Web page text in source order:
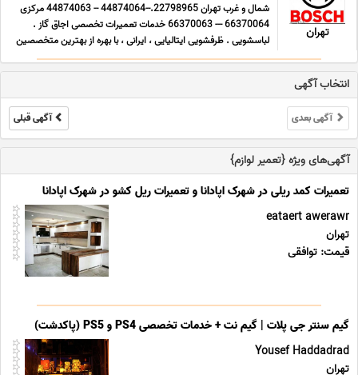
تهران
شمال و غرب تهران 22798965.--44874064 -- 44874063 مرکزی
66370064 --- 66370063 خدمات تعمیرات تخصصی اجاق گاز .
لباسشویی . ظرفشویی ایتالیایی ، ایرانی ، با بهره از بهترین متخصصین
پایتخت. در کوتاه ترین زمان ممکن . تامین قطعات اصلی و اورجینال .
ضمانت گارانتی قطعات مصرفی. . ضمانت تعمیر ... ...
انتخاب آگهی
آگهی بعدی آگهی قبلی
آگهی‌های ویژه {تعمیر لوازم}
تعمیرات کمد ریلی در شهرک اپادانا و تعمیرات ریل کشو در شهرک اپادانا
eataert awerawr
تهران
قیمت: توافقی
گیم سنتر جی پلات | گیم نت + خدمات تخصصی PS4 و PS5 (پاکدشت)
Yousef Haddadrad
تهران